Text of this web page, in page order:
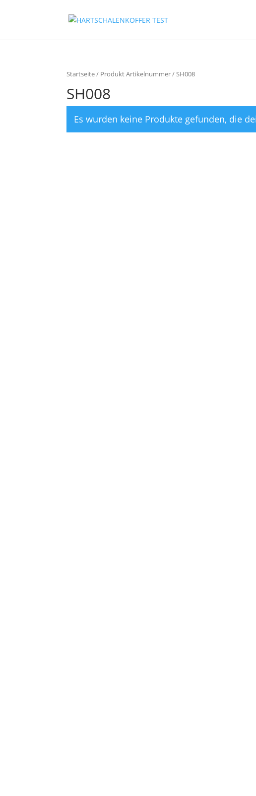
Startseite/ Produkt Artikelnummer / SH008
SH008
Es wurden keine Produkte gefunden, die